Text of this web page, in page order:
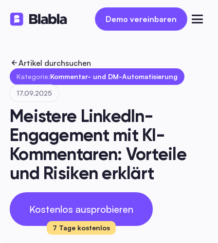
Demo vereinbaren
Demo vereinbaren
Artikel durchsuchen
Kategorie:Kommentar- und DM-Automatisierung
17.09.2025
Meistere LinkedIn-
Engagement mit KI-
Kommentaren: Vorteile
und Risiken erklärt
Kostenlos ausprobieren
7 Tage kostenlos